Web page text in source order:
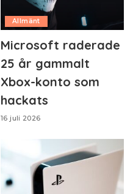
Allmänt
Microsoft raderade
25 år gammalt
Xbox-konto som
hackats
16 juli 2026